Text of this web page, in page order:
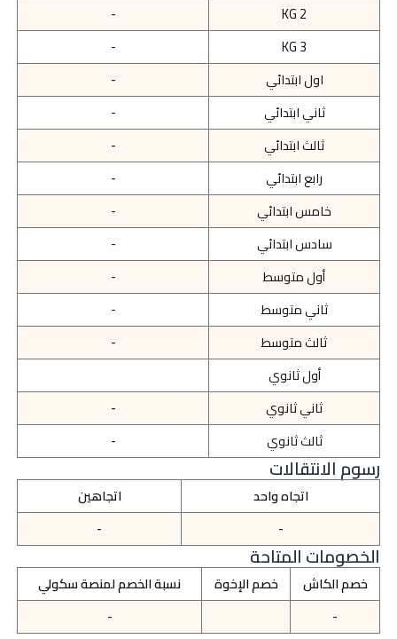
KG 2
-
KG 3
-
اول ابتدائي
-
ثاني ابتدائي
-
ثالث ابتدائي
-
رابع ابتدائي
-
خامس ابتدائي
-
سادس ابتدائي
-
أول متوسط
-
ثاني متوسط
-
ثالث متوسط
-
أول ثانوي
ثاني ثانوي
-
ثالث ثانوي
-
رسوم الانتقالات
اتجاه واحد
اتجاهين
-
-
الخصومات المتاحة
خصم الكاش خصم الإخوة
نسبة الخصم لمنصة سكولي
-
-